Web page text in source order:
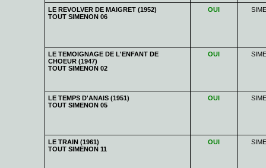
LE REVOLVER DE MAIGRET (1952)
TOUT SIMENON 06
OUI
LE TEMOIGNAGE DE L'ENFANT DE
CHOEUR (1947)
TOUT SIMENON 02
OUI
LE TEMPS D'ANAIS (1951)
TOUT SIMENON 05
OUI
LE TRAIN (1961)
TOUT SIMENON 11
OUI